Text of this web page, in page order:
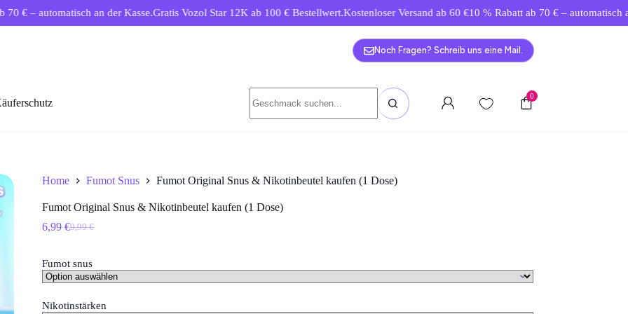
an der Kasse.Gratis Vozol Star 12K ab 100 € Bestellwert.Kostenloser Versand ab 60 €10 % Rabatt ab 70 € – automatisch an der
Noch Fragen? Schreib uns eine Mail.
Ergebnisse
0
Home Fumot Snus Fumot Original Snus & Nikotinbeutel kaufen (1 Dose)
Fumot Original Snus & Nikotinbeutel kaufen (1 Dose)
9,99€
Ursprünglicher
9,99 €
6,99 €Aktueller
6,99 €.
Fumot snus
Nikotinstärken